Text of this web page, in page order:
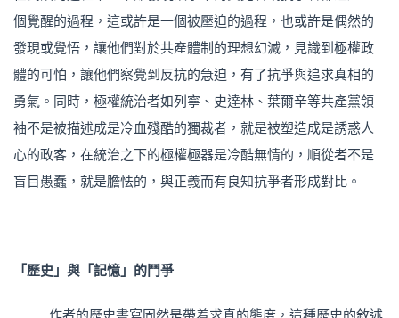
個覺醒的過程，這或許是一個被壓迫的過程，也或許是偶然的
發現或覺悟，讓他們對於共產體制的理想幻滅，見識到極權政
體的可怕，讓他們察覺到反抗的急迫，有了抗爭與追求真相的
勇氣。同時，極權統治者如列寧、史達林、葉爾辛等共產黨領
袖不是被描述成是冷血殘酷的獨裁者，就是被塑造成是誘惑人
心的政客，在統治之下的極權極器是冷酷無情的，順從者不是
盲目愚蠢，就是膽怯的，與正義而有良知抗爭者形成對比。
「歷史」與「記憶」的鬥爭